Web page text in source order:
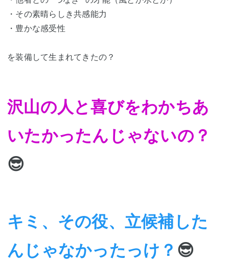
・その素晴らしき共感能力
・豊かな感受性
を装備して生まれてきたの？
沢山の人と喜びをわかちあ
いたかったんじゃないの？
😎
キミ、その役、立候補した
んじゃなかったっけ？ 😎